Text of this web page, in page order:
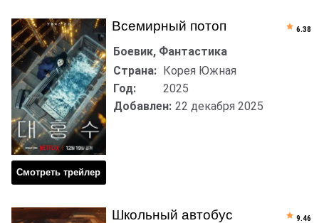
Всемирный потоп
Смотреть трейлер
Боевик, Фантастика
Страна: Корея Южная
Год:
2025
Добавлен: 22 декабря 2025
6.38
Школьный автобус 9.46